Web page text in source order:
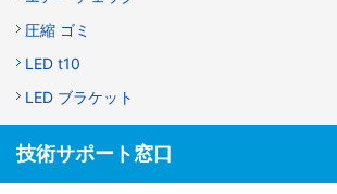
圧縮 ゴミ
LED t10
LED ブラケット
技術サポート窓口